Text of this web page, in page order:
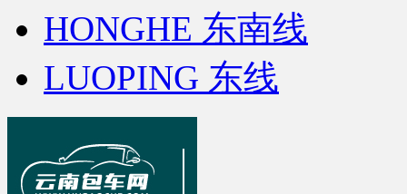
HONGHE 东南线
LUOPING 东线